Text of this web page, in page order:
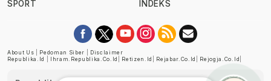
SPORT
INDEKS
About Us Pedoman Siber
Disclaimer
Republika.id
Ihram.republika.co.id Retizen.id Rejabar.co.id Rejogja.co.id